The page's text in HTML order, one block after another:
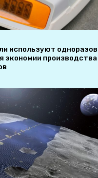
используют
экономии производства